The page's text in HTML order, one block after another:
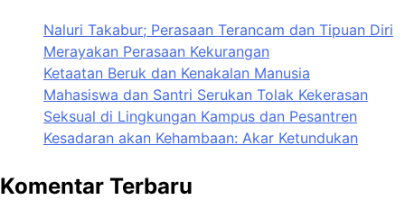
Naluri Takabur; Perasaan Terancam dan Tipuan Diri
Merayakan Perasaan Kekurangan
Ketaatan Beruk dan Kenakalan Manusia
Mahasiswa dan Santri Serukan Tolak Kekerasan
Seksual di Lingkungan Kampus dan Pesantren
Kesadaran akan Kehambaan: Akar Ketundukan
Komentar Terbaru